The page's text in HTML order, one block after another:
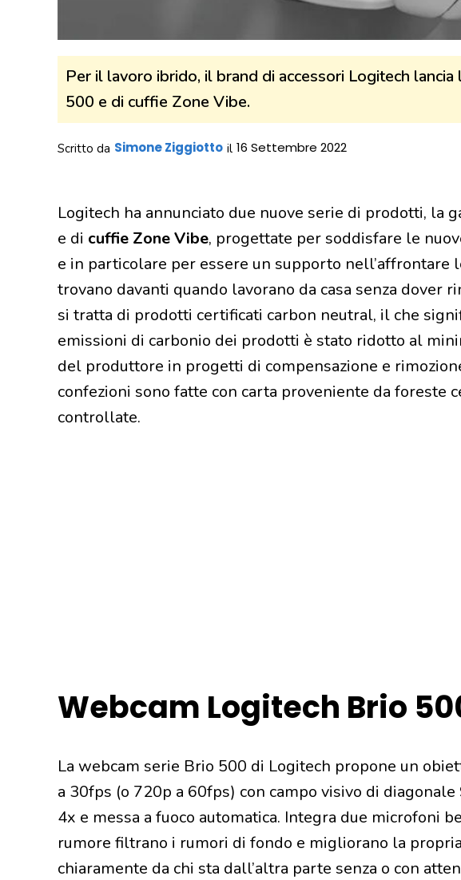
Per il lavoro ibrido, il brand di accessori Logitech lancia
500 e di cuffie Zone Vibe.
Scritto da Simone Ziggiotto il 16 Settembre 2022
Logitech ha annunciato due nuove serie di prodotti, la
e di cuffie Zone Vibe, progettate per soddisfare le
e in particolare per essere un supporto nell’affrontare
trovano davanti quando lavorano da casa senza dover
si tratta di prodotti certificati carbon neutral, il che
emissioni di carbonio dei prodotti è stato ridotto al
del produttore in progetti di compensazione e
confezioni sono fatte con carta proveniente da foreste
controllate.
Webcam Logitech Brio
La webcam serie Brio 500 di Logitech propone un
a 30fps (o 720p a 60fps) con campo visivo di diagonale
4x e messa a fuoco automatica. Integra due microfoni
rumore filtrano i rumori di fondo e migliorano la
chiaramente da chi sta dall’altra parte senza o con